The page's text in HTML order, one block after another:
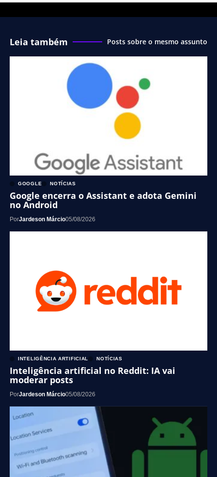
Leia também Posts sobre o mesmo assunto
GOOGLE NOTÍCIAS
Google encerra o Assistant e adota Gemini
no Android
PorJardeson Márcio05/08/2026
INTELIGÊNCIA ARTIFICIAL NOTÍCIAS
Inteligência artificial no Reddit: IA vai
moderar posts
PorJardeson Márcio05/08/2026